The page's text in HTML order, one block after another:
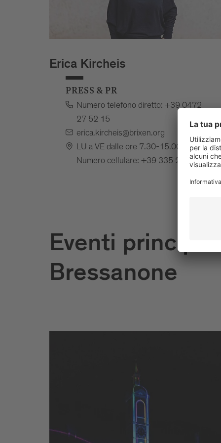
Erica Kircheis
PRESS & PR
Numero telefono diretto: +39 0472
27 52 15
erica.kircheis@brixen.org
LU a VE dalle ore 7.30-15.00
Numero cellulare: +39 335 28 30 62
Eventi
Bressanone